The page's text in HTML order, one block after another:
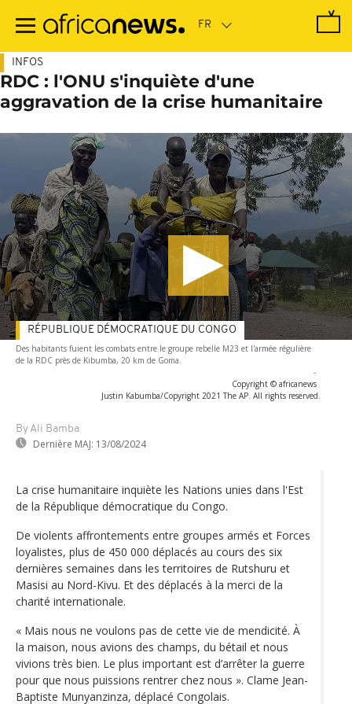
contenu
INFOS
RDC : l'ONU s'inquiète d'une
aggravation de la crise humanitaire
Des habitants fuient les combats entre le groupe rebelle M23 et l'armée régulière
de la RDC près de Kibumba, 20 km de Goma.
-
Copyright © africanews
Justin Kabumba/Copyright 2021 The AP. All rights reserved.
By Ali Bamba
Dernière MAJ: 13/08/2024
RÉPUBLIQUE DÉMOCRATIQUE DU CONGO
La crise humanitaire inquiète les Nations unies dans l'Est
de la République démocratique du Congo.
De violents affrontements entre groupes armés et Forces
loyalistes, plus de 450 000 déplacés au cours des six
dernières semaines dans les territoires de Rutshuru et
Masisi au Nord-Kivu. Et des déplacés à la merci de la
charité internationale.
« Mais nous ne voulons pas de cette vie de mendicité. À
la maison, nous avions des champs, du bétail et nous
vivions très bien. Le plus important est d’arrêter la guerre
pour que nous puissions rentrer chez nous ». Clame Jean-
Baptiste Munyanzinza, déplacé Congolais.